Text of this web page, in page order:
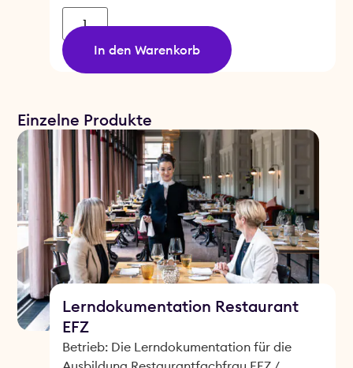
In den Warenkorb
Einzelne Produkte
Lerndokumentation Restaurant
EFZ
Betrieb: Die Lerndokumentation für die